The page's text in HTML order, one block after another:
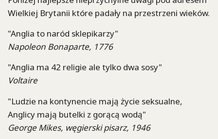
Wielkiej Brytanii które padały na przestrzeni wieków.
"Anglia to naród sklepikarzy"
Napoleon Bonaparte, 1776
"Anglia ma 42 religie ale tylko dwa sosy"
Voltaire
"Ludzie na kontynencie mają życie seksualne,
Anglicy mają butelki z gorącą wodą"
George Mikes, węgierski pisarz, 1946